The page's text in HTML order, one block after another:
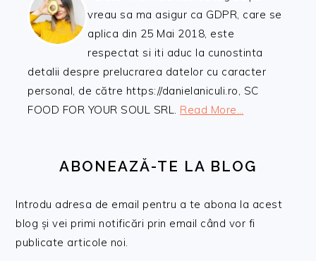
vreau sa ma asigur ca GDPR, care se
aplica din 25 Mai 2018, este
respectat si iti aduc la cunostinta
detalii despre prelucrarea datelor cu caracter
personal, de către https://danielaniculi.ro, SC
FOOD FOR YOUR SOUL SRL. Read More…
ABONEAZĂ-TE LA BLOG
Introdu adresa de email pentru a te abona la acest
blog și vei primi notificări prin email când vor fi
publicate articole noi.